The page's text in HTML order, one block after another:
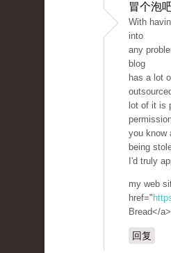
冒个泡
With
into
any
blog
has a lot
lot of it is
you know
being
I'd truly
my web
href="
Bread</a>
回复